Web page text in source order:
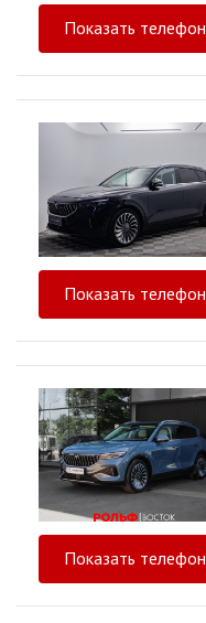
Показать телефон
Показать телефон
Показать телефон